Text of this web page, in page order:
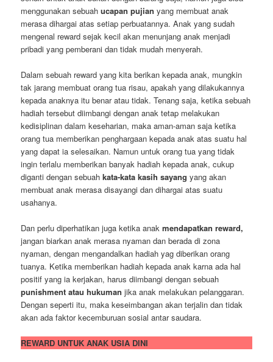
menggunakan sebuahucapan pujian yang membuat anak
merasa dihargai atas setiap perbuatannya. Anak yang sudah
mengenal reward sejak kecil akan menunjang anak menjadi
pribadi yang pemberani dan tidak mudah menyerah.
Dalam sebuah reward yang kita berikan kepada anak, mungkin
tak jarang membuat orang tua risau, apakah yang dilakukannya
kepada anaknya itu benar atau tidak. Tenang saja, ketika sebuah
hadiah tersebut diimbangi dengan anak tetap melakukan
kedisiplinan dalam keseharian, maka aman-aman saja ketika
orang tua memberikan penghargaan kepada anak atas suatu hal
yang dapat ia selesaikan. Namun untuk orang tua yang tidak
ingin terlalu memberikan banyak hadiah kepada anak, cukup
diganti dengan sebuahkata-kata kasih sayang yang akan
membuat anak merasa disayangi dan dihargai atas suatu
usahanya.
Dan perlu diperhatikan juga ketika anak mendapatkan reward,
jangan biarkan anak merasa nyaman dan berada di zona
nyaman, dengan mengandalkan hadiah yag diberikan orang
tuanya. Ketika memberikan hadiah kepada anak karna ada hal
positif yang ia kerjakan, harus diimbangi dengan sebuah
punishment atau hukuman jika anak melakukan pelanggaran.
Dengan seperti itu, maka keseimbangan akan terjalin dan tidak
akan ada faktor kecemburuan sosial antar saudara.
REWARD UNTUK ANAK USIA DINI